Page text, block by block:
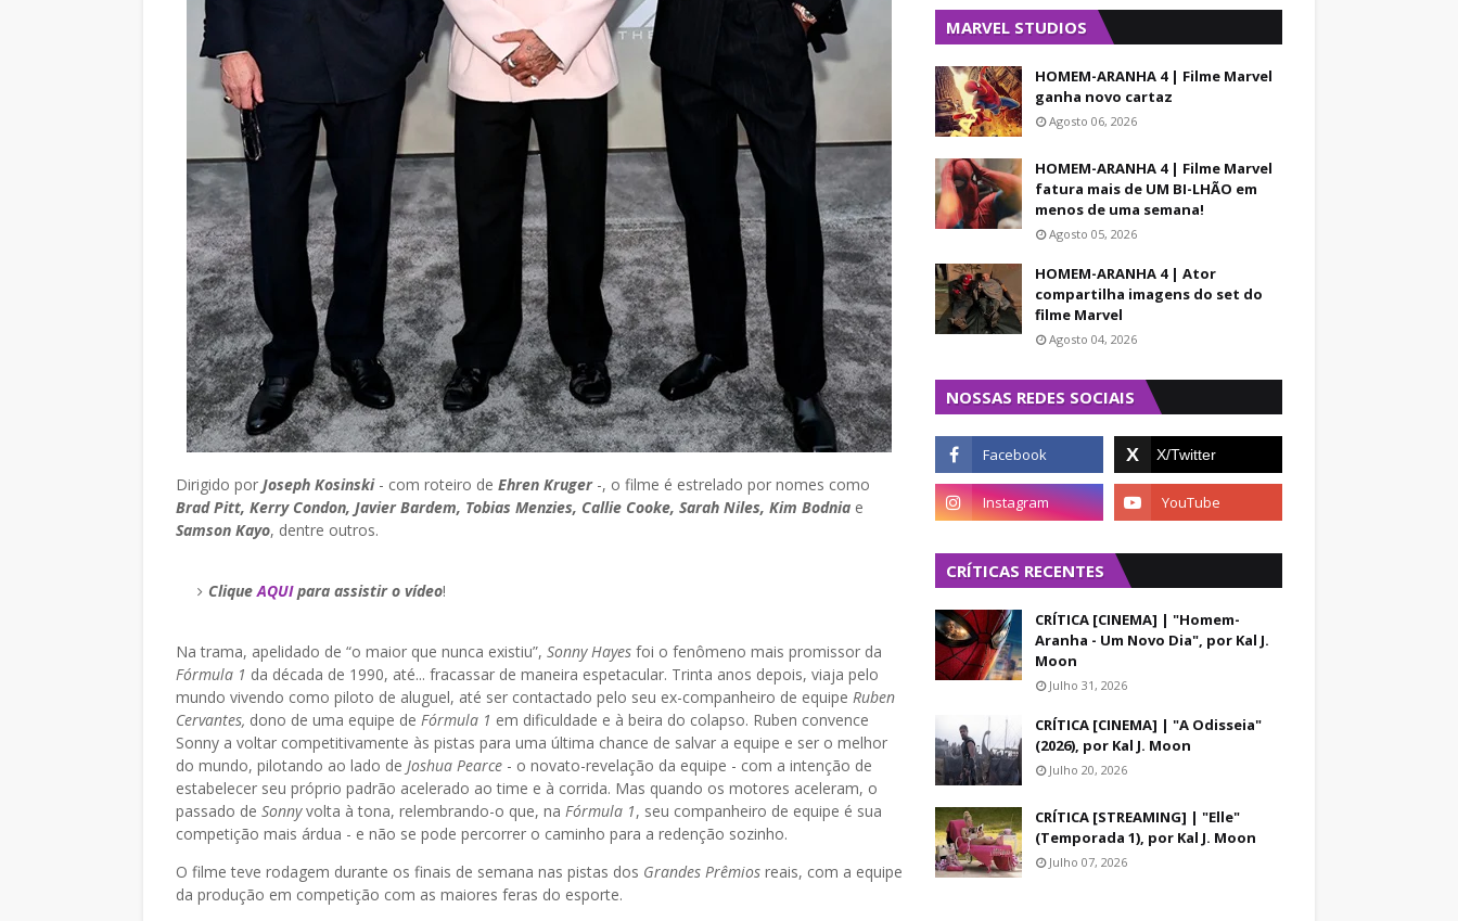
Dirigido por Joseph Kosinski- com roteiro de Ehren Kruger-, o filme é estrelado por nomes como
Brad Pitt, Kerry Condon, Javier Bardem, Tobias Menzies, Callie Cooke, Sarah Niles, Kim Bodnia e
Samson Kayo, dentre outros.
CliqueAQUIpara assistir o vídeo!
Na trama, apelidado de “o maior que nunca existiu”, Sonny Hayes foi o fenômeno mais promissor da
Fórmula 1 da década de 1990, até... fracassar de maneira espetacular. Trinta anos depois, viaja pelo
mundo vivendo como piloto de aluguel, até ser contactado pelo seu ex-companheiro de equipe Ruben
Cervantes, dono de uma equipe de Fórmula 1 em dificuldade e à beira do colapso. Ruben convence
Sonny a voltar competitivamente às pistas para uma última chance de salvar a equipe e ser o melhor
do mundo, pilotando ao lado de Joshua Pearce - o novato-revelação da equipe - com a intenção de
estabelecer seu próprio padrão acelerado ao time e à corrida. Mas quando os motores aceleram, o
passado de Sonnyvolta à tona, relembrando-o que, na Fórmula 1, seu companheiro de equipe é sua
competição mais árdua - e não se pode percorrer o caminho para a redenção sozinho.
O filme teve rodagem durante os finais de semana nas pistas dos Grandes Prêmios reais, com a equipe
da produção em competição com as maiores feras do esporte.
MARVEL STUDIOS
HOMEM-ARANHA 4 | Filme Marvel
ganha novo cartaz
Agosto 06, 2026
HOMEM-ARANHA 4 | Filme Marvel
fatura mais de UM BI-LHÃO em
menos de uma semana!
Agosto 05, 2026
HOMEM-ARANHA 4 | Ator
compartilha imagens do set do
filme Marvel
Agosto 04, 2026
NOSSAS REDES SOCIAIS
CRÍTICAS RECENTES
CRÍTICA [CINEMA] | "Homem-
Aranha - Um Novo Dia", por Kal J.
Moon
Julho 31, 2026
CRÍTICA [CINEMA] | "A Odisseia"
(2026), por Kal J. Moon
Julho 20, 2026
CRÍTICA [STREAMING] | "Elle"
(Temporada 1), por Kal J. Moon
Julho 07, 2026